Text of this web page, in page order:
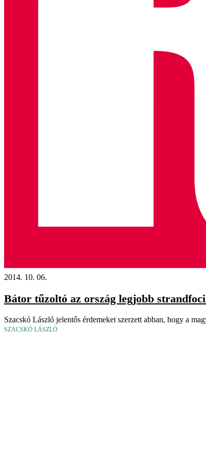
2014. 10. 06.
Bátor tűzoltó az ország legjobb
Szacskó László jelentős érdemeket szerzett abban, hogy a
SZACSKÓ LÁSZLÓ